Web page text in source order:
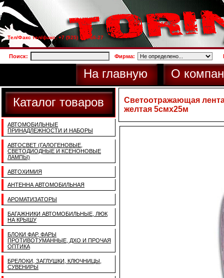
Тел/Факс тел/факс: +7 (925) 733-66-27
Поиск: Фирма:
На главную О
Каталог товаров
АВТОМОБИЛЬНЫЕ
ПРИНАДЛЕЖНОСТИ И НАБОРЫ
АВТОСВЕТ (ГАЛОГЕНОВЫЕ,
СВЕТОДИОДНЫЕ И КСЕНОНОВЫЕ
ЛАМПЫ)
АВТОХИМИЯ
АНТЕННА АВТОМОБИЛЬНАЯ
АРОМАТИЗАТОРЫ
БАГАЖНИКИ АВТОМОБИЛЬНЫЕ, ЛЮК
НА КРЫШУ
БЛОКИ ФАР, ФАРЫ
ПРОТИВОТУМАННЫЕ, ДХО И ПРОЧАЯ
ОПТИКА
БРЕЛОКИ, ЗАГЛУШКИ, КЛЮЧНИЦЫ,
СУВЕНИРЫ
Светоотражающая
желтая 5смх25м